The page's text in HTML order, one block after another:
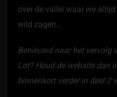
over de vallei waar we
wild zagen…
Benieuwd naar het vervolg
Lot? Houd de website dan
binnenkort verder in deel 2